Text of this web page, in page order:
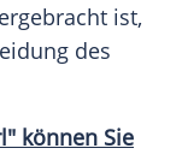
ist,
des
können Sie